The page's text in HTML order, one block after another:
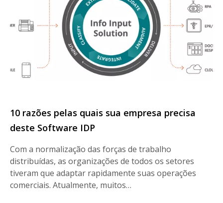
10 razões pelas quais sua empresa precisa
deste Software IDP
Com a normalização das forças de trabalho
distribuídas, as organizações de todos os setores
tiveram que adaptar rapidamente suas operações
comerciais. Atualmente, muitos…